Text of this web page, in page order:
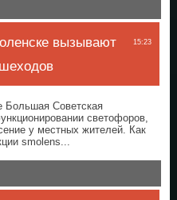
15:23
вызывают
Большая Советская
светофоров,
у местных жителей. Как
smolens...